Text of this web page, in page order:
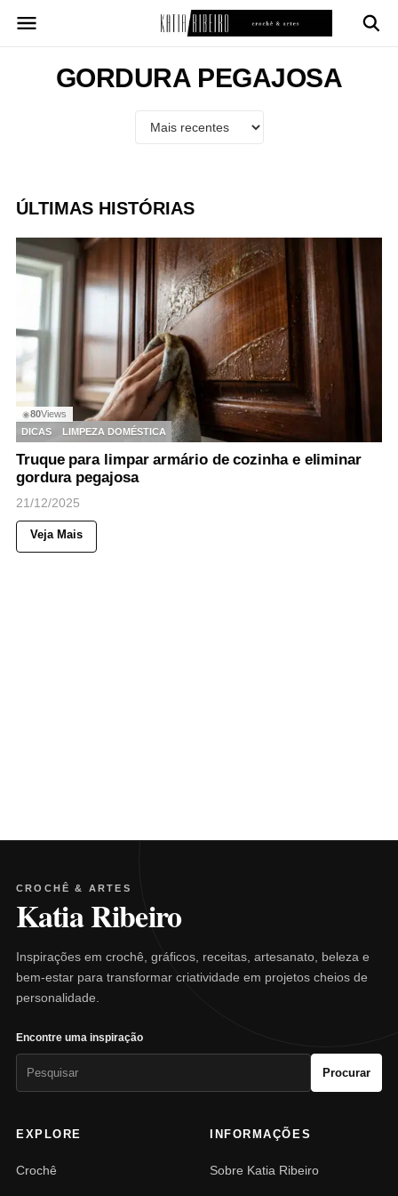
para
conteúdoGORDURA PEGAJOSA
ÚLTIMAS HISTÓRIAS
◉80Views
DICAS
LIMPEZA DOMÉSTICA
Truque para limpar armário de cozinha e eliminar
gordura pegajosa
21/12/2025
Veja Mais
CROCHÊ & ARTES
Katia Ribeiro
Inspirações em crochê, gráficos, receitas, artesanato, beleza e
bem-estar para transformar criatividade em projetos cheios de
personalidade.
Encontre uma inspiração
Procurar
EXPLORE
Crochê
INFORMAÇÕES
Sobre Katia Ribeiro